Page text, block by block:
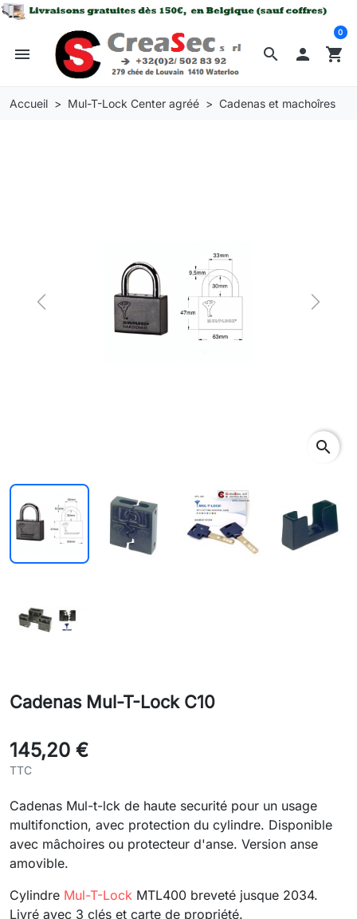
search
menu  shopping_cart
0
Accueil Mul-T-Lock Center agréé Cadenas et machoîres
Previous Next
search
Cadenas Mul-T-Lock C10
145,20 €
TTC
Cadenas Mul-t-lck de haute securité pour un usage
multifonction, avec protection du cylindre. Disponible
avec mâchoires ou protecteur d'anse. Version anse
amovible.
Cylindre Mul-T-Lock MTL400 breveté jusque 2034.
Livré avec 3 clés et carte de propriété.